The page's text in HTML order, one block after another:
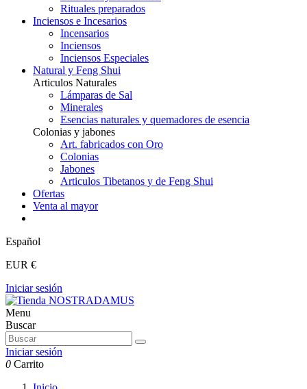
Rituales preparados
Inciensos e Incesarios
Incensarios
Inciensos
Inciensos Especiales
Natural y Feng Shui
Articulos Naturales
Lámparas de Sal
Minerales
Esencias naturales y quemadores de esencia
Colonias y jabones
Art. fabricados con Oro
Colonias
Jabones
Articulos Tibetanos y de Feng Shui
Ofertas
Venta al mayor
Español
EUR €
Iniciar sesión
Menu
Buscar
Iniciar sesión
0 Carrito